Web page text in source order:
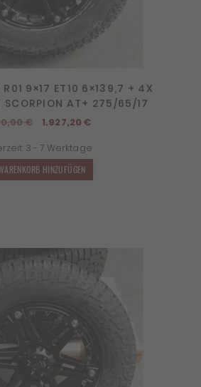
R01 9×17 ET10 6×139,7 + 4X
SCORPION AT+ 275/65/17
€
Ursprünglicher
war:
2.190,00 €
1.927,20€Aktueller
ist:
3 - 7 Werktage
HINZUFÜGEN